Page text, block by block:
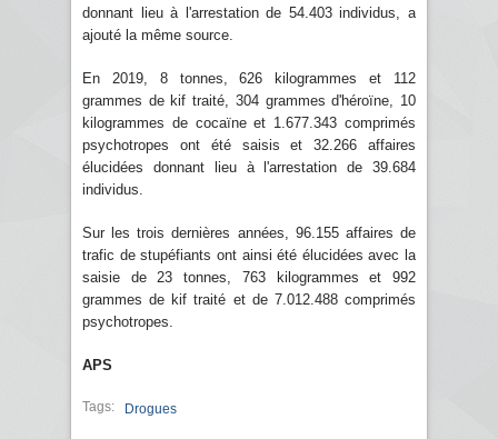
donnant lieu à l'arrestation de 54.403 individus, a
ajouté la même source.
En 2019, 8 tonnes, 626 kilogrammes et 112
grammes de kif traité, 304 grammes d'héroïne, 10
kilogrammes de cocaïne et 1.677.343 comprimés
psychotropes ont été saisis et 32.266 affaires
élucidées donnant lieu à l'arrestation de 39.684
individus.
Sur les trois dernières années, 96.155 affaires de
trafic de stupéfiants ont ainsi été élucidées avec la
saisie de 23 tonnes, 763 kilogrammes et 992
grammes de kif traité et de 7.012.488 comprimés
psychotropes.
APS
Tags: Drogues